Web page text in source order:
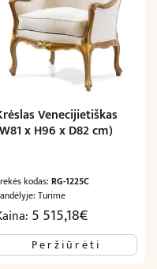
Venecijietiškas
x H96 x D82 cm)
kodas:RG-1225C
Turime
5 515,18€
Peržiūrėti